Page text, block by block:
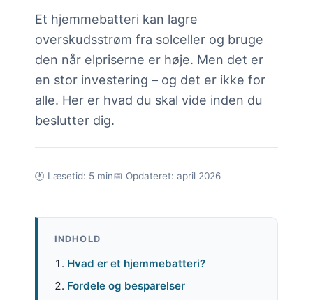
Et hjemmebatteri kan lagre
overskudsstrøm fra solceller og bruge
den når elpriserne er høje. Men det er
en stor investering – og det er ikke for
alle. Her er hvad du skal vide inden du
beslutter dig.
🕐 Læsetid: 5 min📅 Opdateret: april 2026
INDHOLD
Hvad er et hjemmebatteri?
Fordele og besparelser